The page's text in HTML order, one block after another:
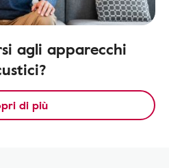
agli apparecchi
di più